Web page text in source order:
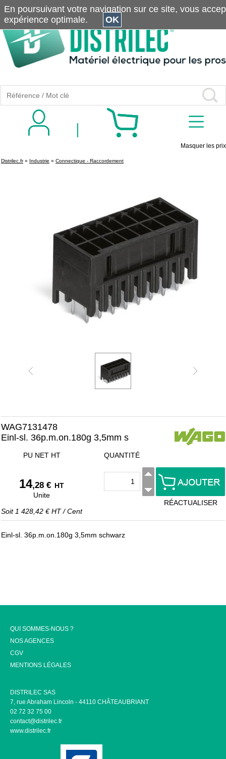
Masquer les prix
Distrilec.fr» Industrie » Connectique - Raccordement
WAG7131478
Einl-sl. 36p.m.on.180g 3,5mm s
PU NET HT
14,28 € HT
Unite
Soit 1 428,42 € HT/Cent
QUANTITÉ
RÉACTUALISER
Einl-sl. 36p.m.on.180g 3,5mm schwarz
QUI SOMMES-NOUS ?
NOS AGENCES
CGV
MENTIONS LÉGALES
DISTRILEC SAS
7, rue Abraham Lincoln - 44110 CHÂTEAUBRIANT
02 72 32 75 00
contact@distrilec.fr
www.distrilec.fr
En poursuivant votre navigation sur ce site, vous
expérience optimale.
OK